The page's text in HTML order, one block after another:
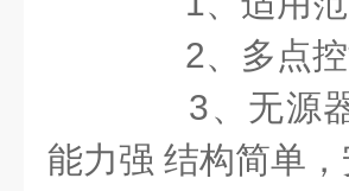
2、多点控
3、无源
能力强 结构简单